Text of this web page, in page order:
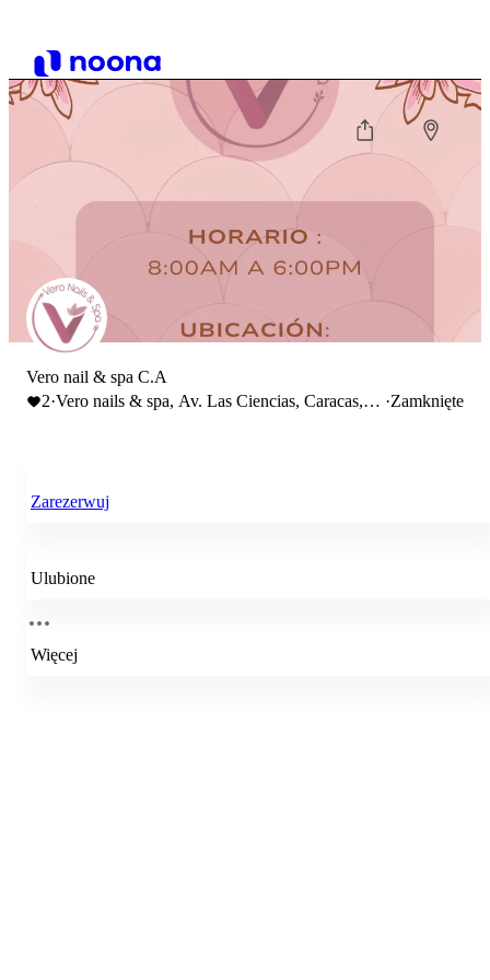
Vero nail & spa C.A
2·Vero nails & spa, Av. Las Ciencias, Caracas,
·Zamknięte
Zarezerwuj
Ulubione
Więcej